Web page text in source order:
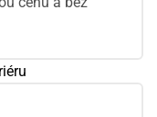
Auto